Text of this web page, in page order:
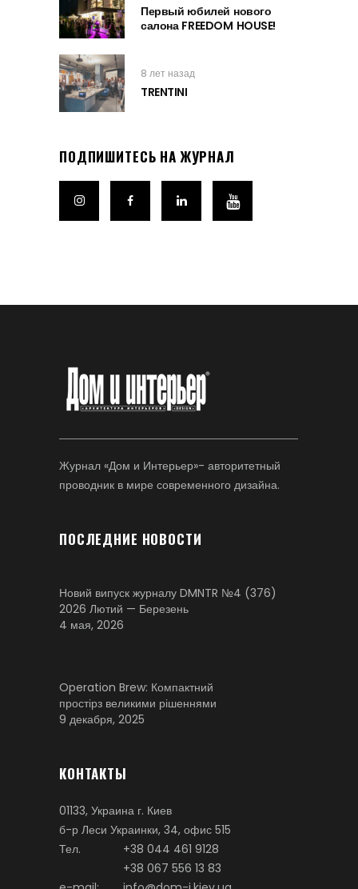
Первый юбилей нового
салона FREEDOM HOUSE!
8 лет назад
TRENTINI
ПОДПИШИТЕСЬ НА ЖУРНАЛ
Журнал «Дом и Интерьер»- авторитетный
проводник в мире современного дизайна.
ПОСЛЕДНИЕ НОВОСТИ
Новий випуск журналу DMNTR №4 (376)
2026 Лютий — Березень
4 мая, 2026
Operation Brew: Компактний
простірз великими рішеннями
9 декабря, 2025
КОНТАКТЫ
01133, Украина г. Киев
б-р Леси Украинки, 34, офис 515
Тел.
+38 044 461 9128
+38 067 556 13 83